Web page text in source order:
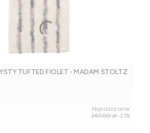
TUFTED FIOLET - MADAM STOLTZ
Najniższa cena:
267,00 zł -21%